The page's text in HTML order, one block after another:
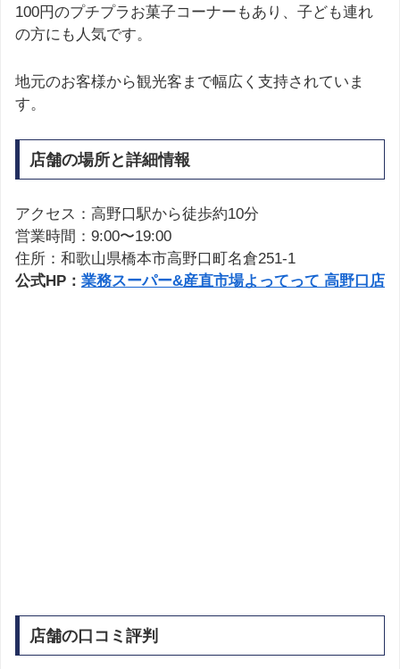
100円のプチプラお菓子コーナーもあり、子ども連れ
の方にも人気です。
地元のお客様から観光客まで幅広く支持されていま
す。
店舗の場所と詳細情報
アクセス：高野口駅から徒歩約10分
営業時間：9:00〜19:00
住所：和歌山県橋本市高野口町名倉251-1
公式HP： 業務スーパー&産直市場よってって 高野口店
店舗の口コミ評判